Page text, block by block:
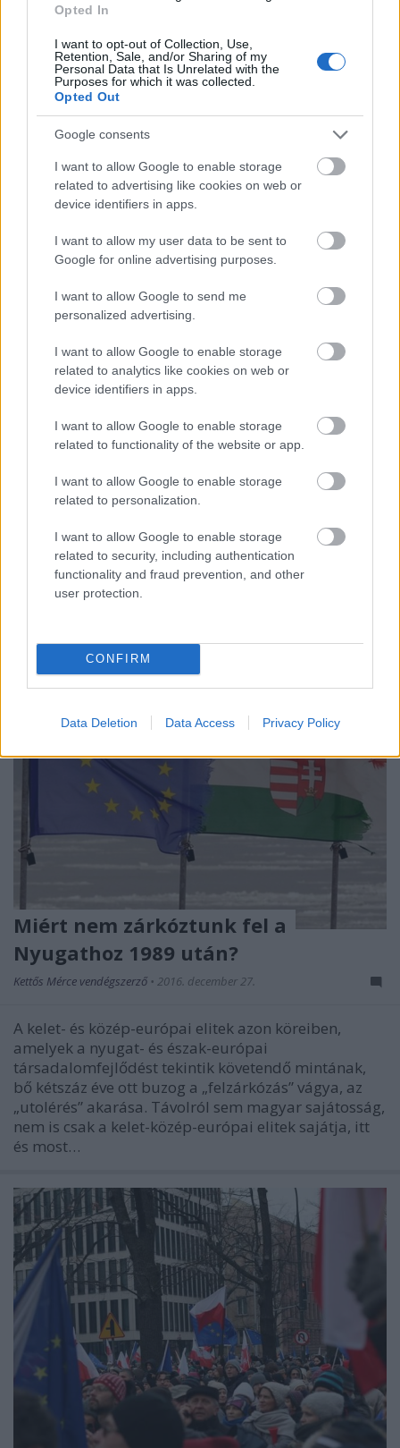
Opted In
I want to opt-out of Collection, Use,
Retention, Sale, and/or Sharing of my
Personal Data that Is Unrelated with the
Purposes for which it was collected.
Opted Out
Google consents
I want to allow Google to enable storage
related to advertising like cookies on web or
device identifiers in apps.
I want to allow my user data to be sent to
Google for online advertising purposes.
I want to allow Google to send me
personalized advertising.
I want to allow Google to enable storage
related to analytics like cookies on web or
device identifiers in apps.
I want to allow Google to enable storage
related to functionality of the website or app.
I want to allow Google to enable storage
related to personalization.
I want to allow Google to enable storage
related to security, including authentication
functionality and fraud prevention, and other
user protection.
CONFIRM
Data Deletion Data Access Privacy Policy
blogján, ahol tízezreket fizetnek egy
karácsonyi ételért sorban álló tömeg egy liberális
lufi. Bárcsak…
“Hogy minden fogyatékos gyerek
Petri Gábor•2016. december 28.
Az állami gondoskodásba kerülő fogyatékos
gyerekek számára előnyösebb lenne, ha nem
intézetekben, hanem nevelőszülőknél élhetnének.
Sok nevelőszülő szívesen vállalná is, hogy fogyatékos
gyerekekkel foglalkozzon, ha elegendő segítséget
kapna, és nem kellene pluszban megküzdenie az
Miért nem zárkóztunk fel a
Nyugathoz 1989 után?
Kettős Mérce vendégszerző • 2016. december 27.
A kelet- és közép-európai elitek azon köreiben,
amelyek a nyugat- és észak-európai
társadalomfejlődést tekintik követendő mintának,
bő kétszáz éve ott buzog a „felzárkózás” vágya, az
„utolérés” akarása. Távolról sem magyar sajátosság,
nem is csak a kelet-közép-európai elitek sajátja, itt
és most…